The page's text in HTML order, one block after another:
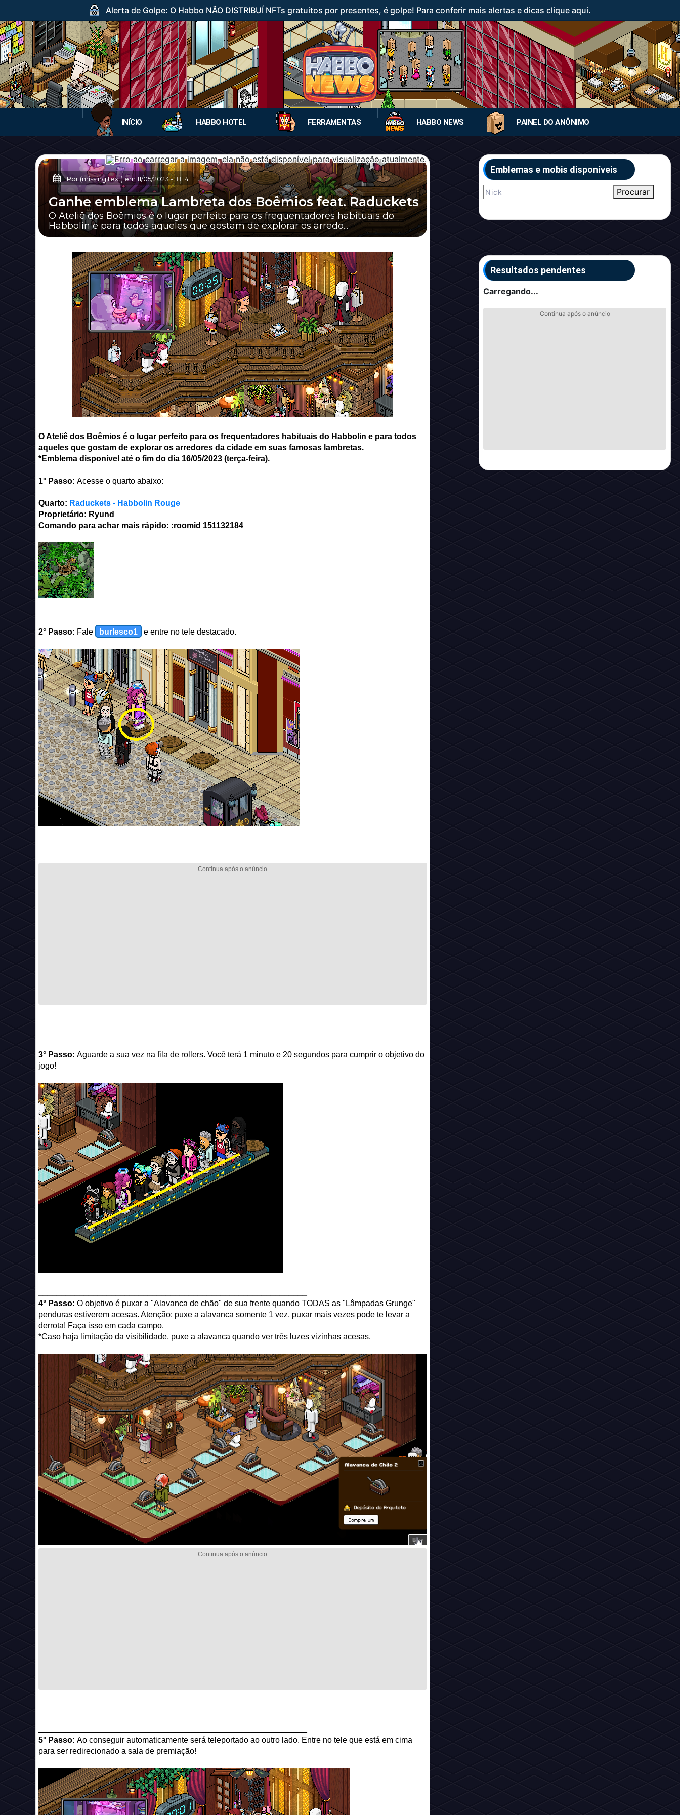
Alerta de Golpe: O Habbo NÃO DISTRIBUÍ NFTs gratuitos por presentes, é golpe! Para conferir mais alertas e dicas clique aqui.
INÍCIO HABBO HOTEL FERRAMENTAS HABBO NEWS PAINEL DO ANÔNIMO
Por (missing text) em11/05/2023-18:14
Ganhe emblema Lambreta dos Boêmios feat. Raduckets
O Ateliê dos Boêmios é o lugar perfeito para os frequentadores habituais do
Habbolin e para todos aqueles que gostam de explorar os arredo...
O Ateliê dos Boêmios é o lugar perfeito para os frequentadores habituais do Habbolin e para todos
aqueles que gostam de explorar os arredores da cidade em suas famosas lambretas.
*Emblema disponível até o fim do dia 16/05/2023 (terça-feira).
1° Passo: Acesse o quarto abaixo:
Quarto: Raduckets - Habbolin Rouge
Proprietário: Ryund
Comando para achar mais rápido: :roomid 151132184
2° Passo: Fale burlesco1 e entre no tele destacado.
3° Passo: Aguarde a sua vez na fila de rollers. Você terá 1 minuto e 20 segundos para cumprir o objetivo do
jogo!
4° Passo: O objetivo é puxar a "Alavanca de chão" de sua frente quando TODAS as "Lâmpadas Grunge"
penduras estiverem acesas. Atenção: puxe a alavanca somente 1 vez, puxar mais vezes pode te levar a
derrota! Faça isso em cada campo.
*Caso haja limitação da visibilidade, puxe a alavanca quando ver três luzes vizinhas acesas.
5° Passo: Ao conseguir automaticamente será teleportado ao outro lado. Entre no tele que está em cima
para ser redirecionado a sala de premiação!
Emblemas e mobis disponíveis
Procurar
Resultados pendentes
Carregando...